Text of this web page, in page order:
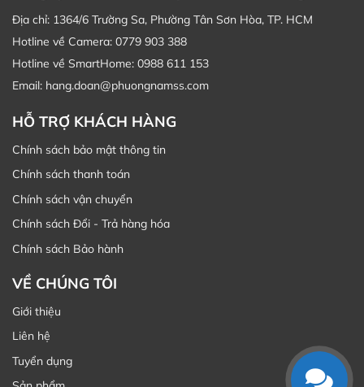
Địa chỉ: 1364/6 Trường Sa, Phường Tân Sơn Hòa, TP. HCM
Hotline về Camera: 0779 903 388
Hotline về SmartHome: 0988 611 153
Email: hang.doan@phuongnamss.com
HỖ TRỢ KHÁCH HÀNG
Chính sách bảo mật thông tin
Chính sách thanh toán
Chính sách vận chuyển
Chính sách Đổi - Trả hàng hóa
Chính sách Bảo hành
VỀ CHÚNG TÔI
Giới thiệu
Liên hệ
Tuyển dụng